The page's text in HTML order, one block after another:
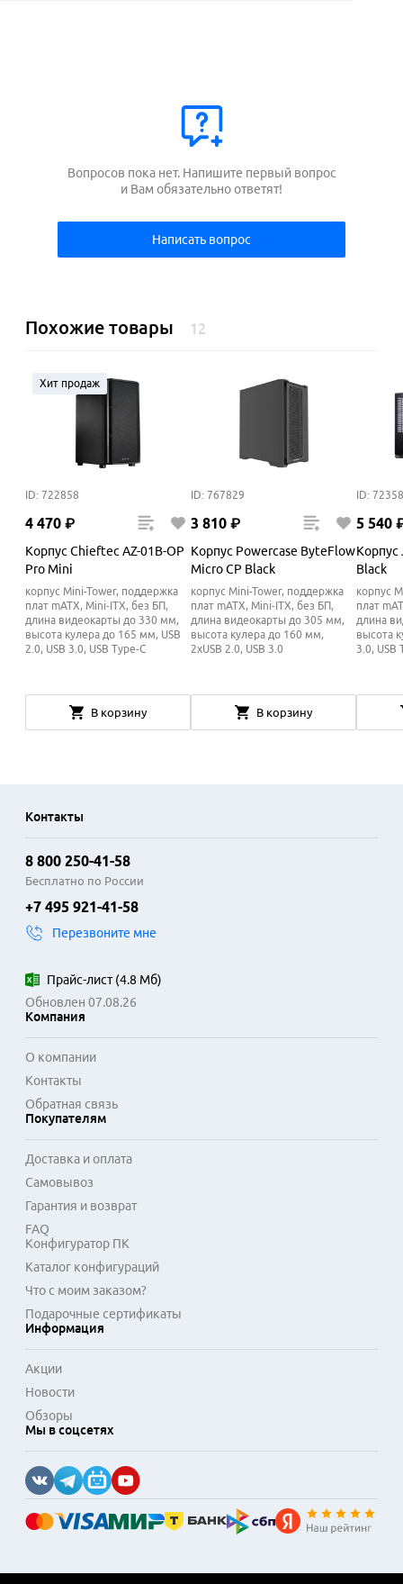
Вопросов пока нет. Напишите первый вопрос
и Вам обязательно ответят!
Написать вопрос
Похожие товары 12
Хит продаж
ID: 722858
4 470 ₽
Корпус Chieftec AZ-01B-OP
Pro Mini
корпус Mini-Tower, поддержка
плат mATX, Mini-ITX, без БП,
длина видеокарты до 330 мм,
высота кулера до 165 мм, USB
2.0, USB 3.0, USB Type-C
В корзину
ID: 767829
3 810 ₽
Корпус Powercase ByteFlow
Micro CP Black
корпус Mini-Tower, поддержка
плат mATX, Mini-ITX, без БП,
длина видеокарты до 305 мм,
высота кулера до 160 мм,
2xUSB 2.0, USB 3.0
В корзину
ID:
5 540
Корпус
Black
корпус
плат
длина
высота
3.0, USB
Контакты
8 800 250-41-58
Бесплатно по России
+7 495 921-41-58
Перезвоните мне
Прайс-лист(4.8 Мб)
Обновлен 07.08.26
Компания
О компании
Контакты
Обратная связь
Покупателям
Доставка и оплата
Самовывоз
Гарантия и возврат
FAQ
Конфигуратор ПК
Каталог конфигураций
Что с моим заказом?
Подарочные сертификаты
Информация
Акции
Новости
Обзоры
Мы в соцсетях